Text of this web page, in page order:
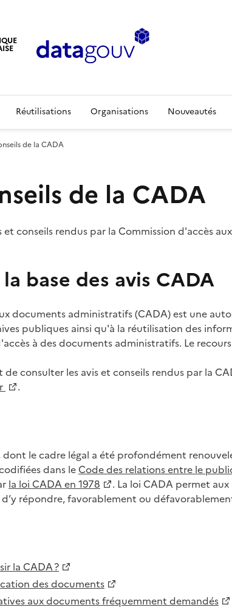
Réutilisations Organisations Nouveautés
de la CADA
de la CADA
et conseils rendus par la Commission d'accès
base des avis CADA
documents administratifs (CADA) est une
publiques ainsi qu'à la réutilisation des
à des documents administratifs. Le
consulter les avis et conseils rendus par la
.
le cadre légal a été profondément
dans le Code des relations entre le
la loi CADA en 1978
. La loi CADA permet
répondre, favorablement ou
la CADA ?
des documents
aux documents fréquemment demandés